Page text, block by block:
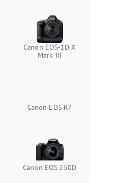
Canon EOS‑1D X
Mark III
Canon EOS R7
Canon EOS 250D